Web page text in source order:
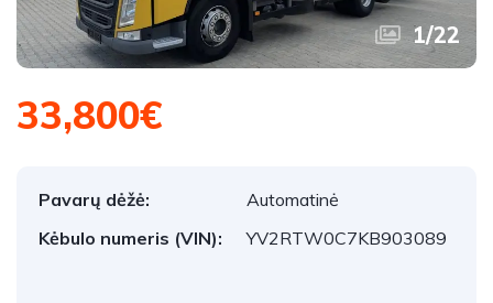
1/22
33,800€
Pavarų dėžė:
Automatinė
Kėbulo numeris (VIN):
YV2RTW0C7KB903089